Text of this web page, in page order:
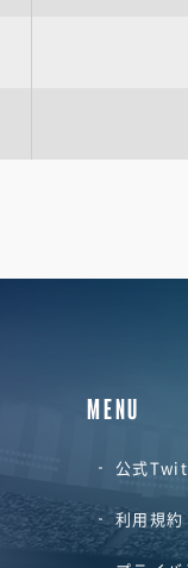
MENU
公式
利用規約